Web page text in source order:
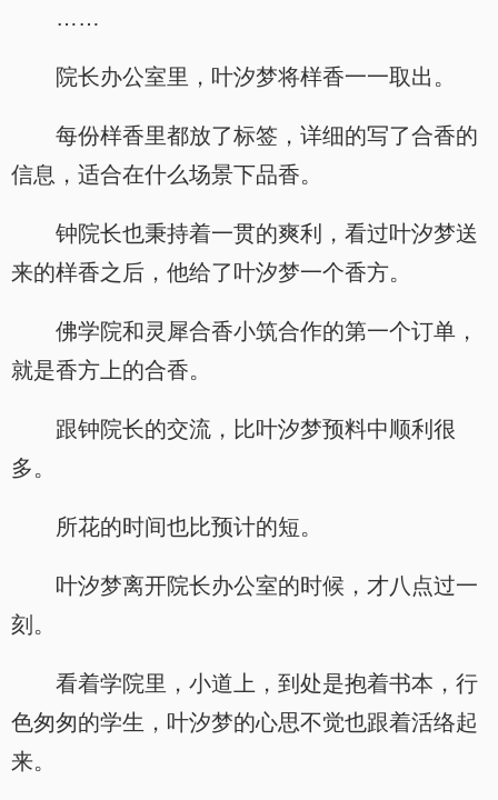
……
院长办公室里，叶汐梦将样香一一取出。
每份样香里都放了标签，详细的写了合香的
信息，适合在什么场景下品香。
钟院长也秉持着一贯的爽利，看过叶汐梦送
来的样香之后，他给了叶汐梦一个香方。
佛学院和灵犀合香小筑合作的第一个订单，
就是香方上的合香。
跟钟院长的交流，比叶汐梦预料中顺利很
多。
所花的时间也比预计的短。
叶汐梦离开院长办公室的时候，才八点过一
刻。
看着学院里，小道上，到处是抱着书本，行
色匆匆的学生，叶汐梦的心思不觉也跟着活络起
来。